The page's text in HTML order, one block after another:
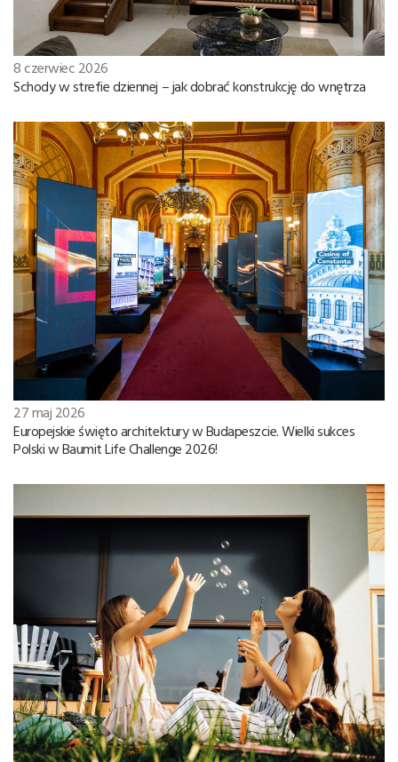
8 czerwiec 2026
Schody w strefie dziennej – jak dobrać konstrukcję do wnętrza
27 maj 2026
Europejskie święto architektury w Budapeszcie. Wielki sukces
Polski w Baumit Life Challenge 2026!